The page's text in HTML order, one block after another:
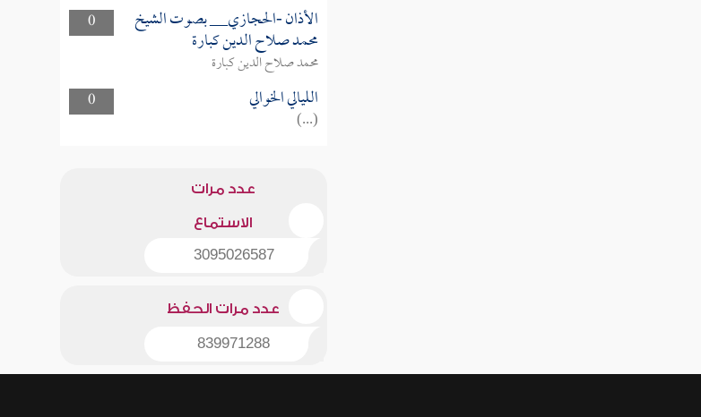
0
الأذان -الحجازي__ بصوت الشيخ
محمد صلاح الدين كبارة
محمد صلاح الدين كبارة
0
الليالي الخوالي
(...)
عدد مرات
الاستماع
3095026587
عدد مرات الحفظ
839971288